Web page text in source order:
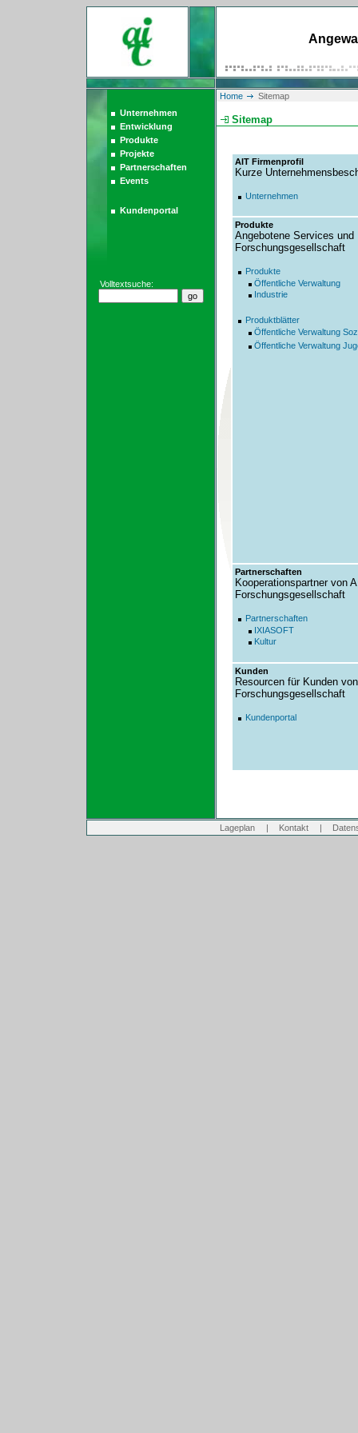
Unternehmen
Entwicklung
Produkte
Projekte
Partnerschaften
Events
Kundenportal
Volltextsuche:
Home Sitemap
Sitemap
AIT Firmenprofil
Kurze
Unternehmen
Produkte
Angebotene Services
Forschungsgesellschaft
Produkte
Öffentliche Verwaltung
Industrie
Produktblätter
Öffentliche Verwaltung
Öffentliche Verwaltung
Partnerschaften
Kooperationspartner von
Forschungsgesellschaft
Partnerschaften
IXIASOFT
Kultur
Kunden
Resourcen für Kunden
Forschungsgesellschaft
Kundenportal
Lageplan | Kontakt |